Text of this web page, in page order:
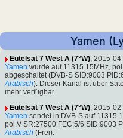
Yamen
Eutelsat 7 West A (7°W), 2015-
Yamen wurde auf 11315.15MHz,
abgeschaltet (DVB-S SID:9003
Arabisch). Dieser Kanal ist über
mehr verfügbar
Eutelsat 7 West A (7°W), 2015-
Yamen sendet in DVB-S auf
pol.V SR:27500 FEC:5/6 SID:9003
Arabisch (Frei).